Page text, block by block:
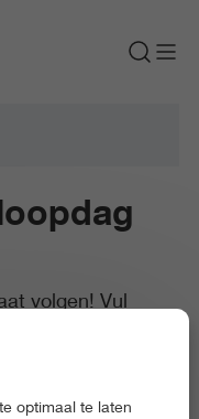
volgen! Vul
te melden voor
optimaal te laten